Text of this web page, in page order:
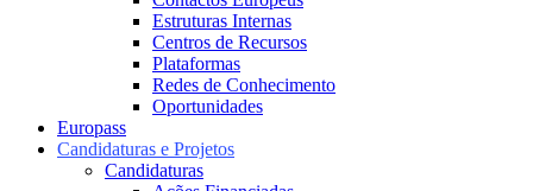
Estruturas Internas
Centros de Recursos
Plataformas
Redes de Conhecimento
Oportunidades
Europass
Candidaturas e Projetos
Candidaturas